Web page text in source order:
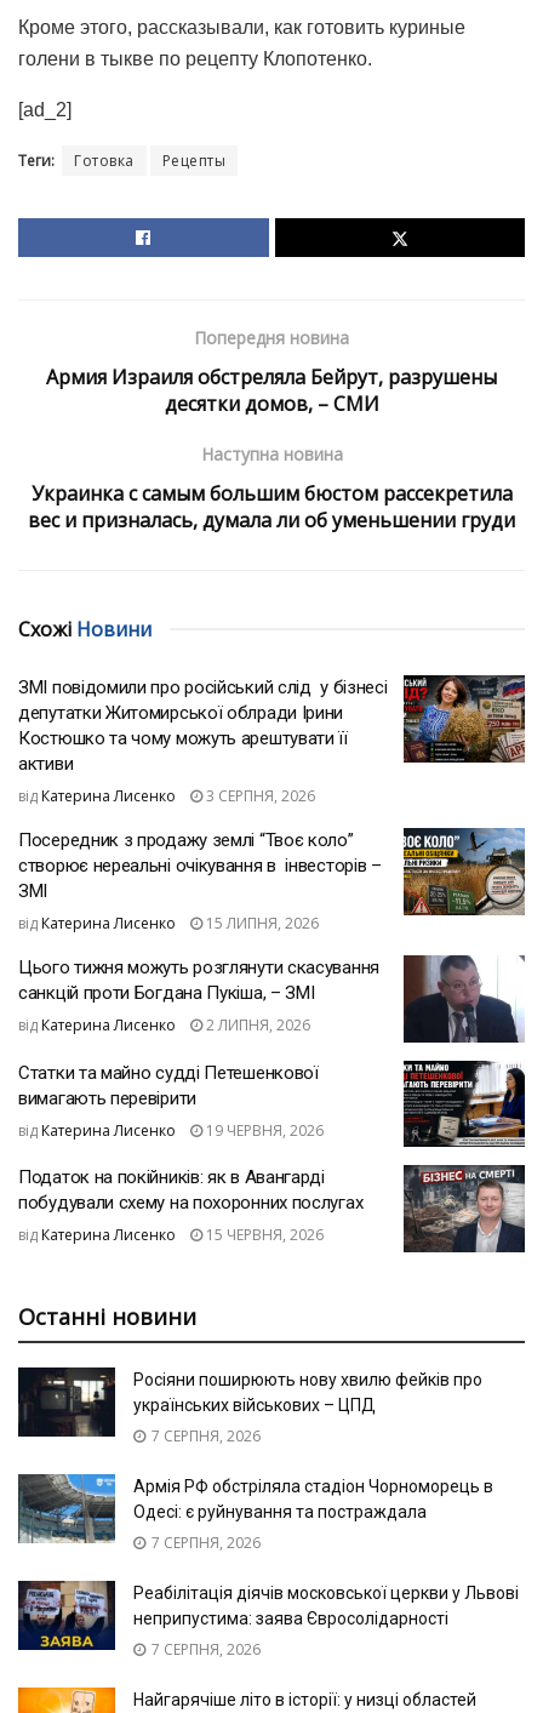
Кроме этого, рассказывали, как готовить куриные
голени в тыкве по рецепту Клопотенко.
[ad_2]
Теги: Готовка Рецепты
Попередня новина
Армия Израиля обстреляла Бейрут, разрушены
десятки домов, – СМИ
Наступна новина
Украинка с самым большим бюстом рассекретила
вес и призналась, думала ли об уменьшении груди
Схожі Новини
ЗМІ повідомили про російський слід у бізнесі
депутатки Житомирської облради Ірини
Костюшко та чому можуть арештувати її
активи
від Катерина Лисенко 3 СЕРПНЯ, 2026
Посередник з продажу землі “Твоє коло”
створює нереальні очікування в інвесторів –
ЗМІ
від Катерина Лисенко 15 ЛИПНЯ, 2026
Цього тижня можуть розглянути скасування
санкцій проти Богдана Пукіша, – ЗМІ
від Катерина Лисенко 2 ЛИПНЯ, 2026
Статки та майно судді Петешенкової
вимагають перевірити
від Катерина Лисенко 19 ЧЕРВНЯ, 2026
Податок на покійників: як в Авангарді
побудували схему на похоронних послугах
від Катерина Лисенко 15 ЧЕРВНЯ, 2026
Останні новини
Росіяни поширюють нову хвилю фейків про
українських військових – ЦПД
7 СЕРПНЯ, 2026
Армія РФ обстріляла стадіон Чорноморець в
Одесі: є руйнування та постраждала
7 СЕРПНЯ, 2026
Реабілітація діячів московської церкви у Львові
неприпустима: заява Євросолідарності
7 СЕРПНЯ, 2026
Найгарячіше літо в історії: у низці областей